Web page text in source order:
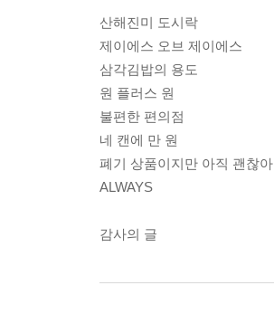
산해진미 도시락
제이에스 오브 제이에스
삼각김밥의 용도
원 플러스 원
불편한 편의점
네 캔에 만 원
폐기 상품이지만 아직 괜찮아
ALWAYS
감사의 글